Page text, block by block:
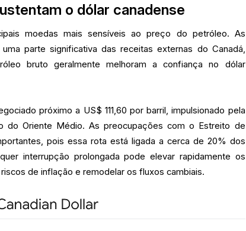
o dólar canadense
moedas mais sensíveis ao preço do petróleo. As
parte significativa das receitas externas do Canadá,
bruto geralmente melhoram a confiança no dólar
próximo a US$ 111,60 por barril, impulsionado pela
do Oriente Médio. As preocupações com o Estreito de
pois essa rota está ligada a cerca de 20% dos
interrupção prolongada pode elevar rapidamente os
de inflação e remodelar os fluxos cambiais.